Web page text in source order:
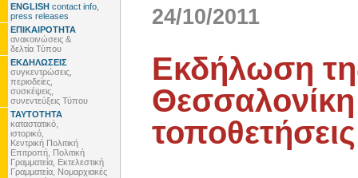
ENGLISH contact info,
press releases
ΕΠΙΚΑΙΡΟΤΗΤΑ
ανακοινώσεις &
δελτία Τύπου
ΕΚΔΗΛΩΣΕΙΣ
συγκεντρώσεις,
περιοδείες,
συσκέψεις,
συνεντεύξεις Τύπου
ΤΑΥΤΟΤΗΤΑ
καταστατικό,
ιστορικό,
Κεντρική Πολιτική
Επιτροπή, Πολιτική
Γραμματεία, Εκτελεστική
Γραμματεία, Νομαρχιακές
24/10/2011
Εκδήλωση